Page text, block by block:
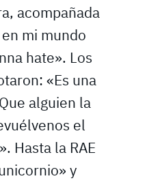
acompañada
mi mundo
hate». Los
«Es una
alguien la
el
Hasta la RAE
y